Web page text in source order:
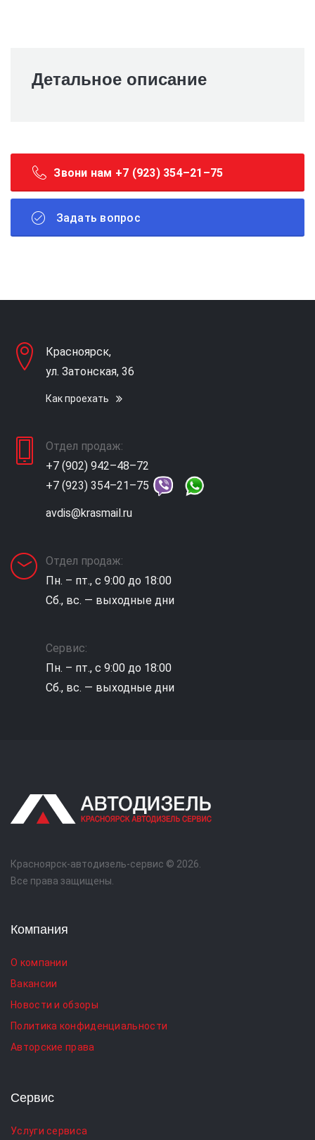
Детальное описание
Звони нам +7 (923) 354–21–75
Задать вопрос
Красноярск,
ул. Затонская, 36
Как проехать
Отдел продаж:
+7 (902) 942–48–72
+7 (923) 354–21–75
avdis@krasmail.ru
Отдел продаж:
Пн. – пт., с 9:00 до 18:00
Сб., вс. — выходные дни
Сервис:
Пн. – пт., с 9:00 до 18:00
Сб., вс. — выходные дни
Красноярск-автодизель-сервис © 2026.
Все права защищены.
Компания
О компании
Вакансии
Новости и обзоры
Политика конфиденциальности
Авторские права
Сервис
Услуги сервиса